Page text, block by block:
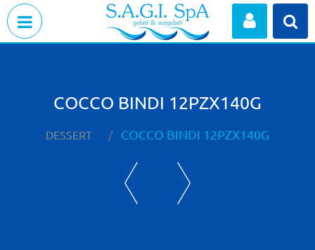
COCCO BINDI 12PZX140G
DESSERT COCCO BINDI 12PZX140G